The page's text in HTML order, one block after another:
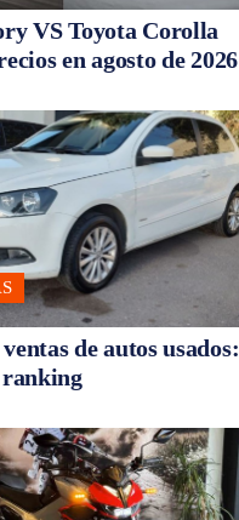
VS Toyota Corolla
en agosto de 2026
de autos usados:
ranking